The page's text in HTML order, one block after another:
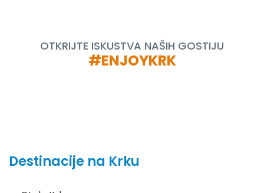
OTKRIJTE ISKUSTVA NAŠIH GOSTIJU
#ENJOYKRK
Destinacije na Krku